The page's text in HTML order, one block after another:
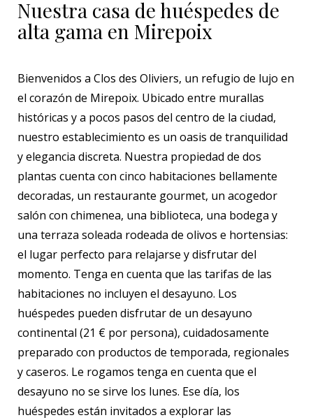
Nuestra casa de huéspedes de
alta gama en Mirepoix
Bienvenidos a Clos des Oliviers, un refugio de lujo en
el corazón de Mirepoix. Ubicado entre murallas
históricas y a pocos pasos del centro de la ciudad,
nuestro establecimiento es un oasis de tranquilidad
y elegancia discreta. Nuestra propiedad de dos
plantas cuenta con cinco habitaciones bellamente
decoradas, un restaurante gourmet, un acogedor
salón con chimenea, una biblioteca, una bodega y
una terraza soleada rodeada de olivos e hortensias:
el lugar perfecto para relajarse y disfrutar del
momento. Tenga en cuenta que las tarifas de las
habitaciones no incluyen el desayuno. Los
huéspedes pueden disfrutar de un desayuno
continental (21 € por persona), cuidadosamente
preparado con productos de temporada, regionales
y caseros. Le rogamos tenga en cuenta que el
desayuno no se sirve los lunes. Ese día, los
huéspedes están invitados a explorar las